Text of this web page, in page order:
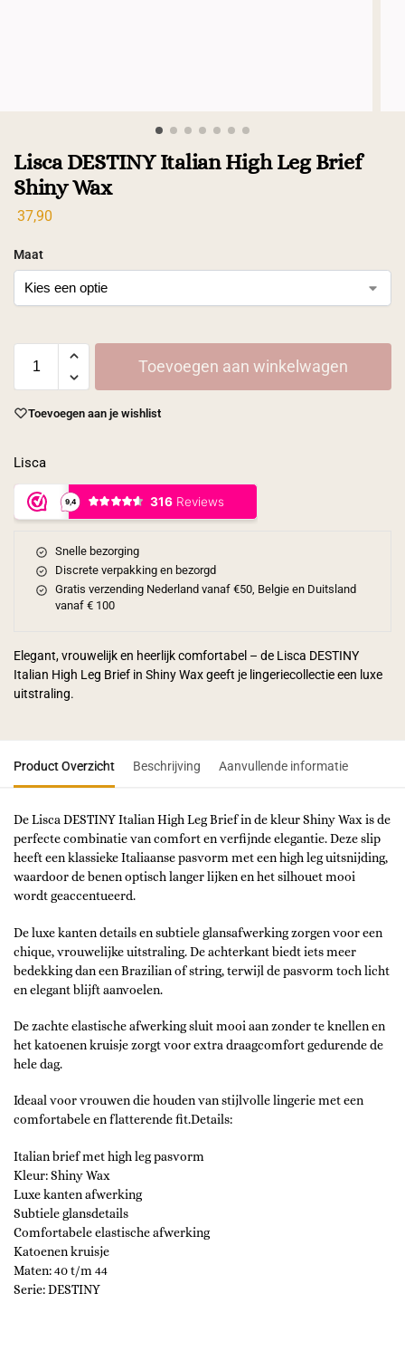
Lisca DESTINY Italian High Leg Brief
Shiny Wax
37,90
Maat
Toevoegen aan winkelwagen
Toevoegen aan je wishlist
Lisca
Snelle bezorging
Discrete verpakking en bezorgd
Gratis verzending Nederland vanaf €50, Belgie en Duitsland
vanaf € 100
Elegant, vrouwelijk en heerlijk comfortabel – de Lisca DESTINY
Italian High Leg Brief in Shiny Wax geeft je lingeriecollectie een luxe
uitstraling.
Product Overzicht Beschrijving Aanvullende informatie
De Lisca DESTINY Italian High Leg Brief in de kleur Shiny Wax is de
perfecte combinatie van comfort en verfijnde elegantie. Deze slip
heeft een klassieke Italiaanse pasvorm met een high leg uitsnijding,
waardoor de benen optisch langer lijken en het silhouet mooi
wordt geaccentueerd.
De luxe kanten details en subtiele glansafwerking zorgen voor een
chique, vrouwelijke uitstraling. De achterkant biedt iets meer
bedekking dan een Brazilian of string, terwijl de pasvorm toch licht
en elegant blijft aanvoelen.
De zachte elastische afwerking sluit mooi aan zonder te knellen en
het katoenen kruisje zorgt voor extra draagcomfort gedurende de
hele dag.
Ideaal voor vrouwen die houden van stijlvolle lingerie met een
comfortabele en flatterende fit.Details:
Italian brief met high leg pasvorm
Kleur: Shiny Wax
Luxe kanten afwerking
Subtiele glansdetails
Comfortabele elastische afwerking
Katoenen kruisje
Maten: 40 t/m 44
Serie: DESTINY